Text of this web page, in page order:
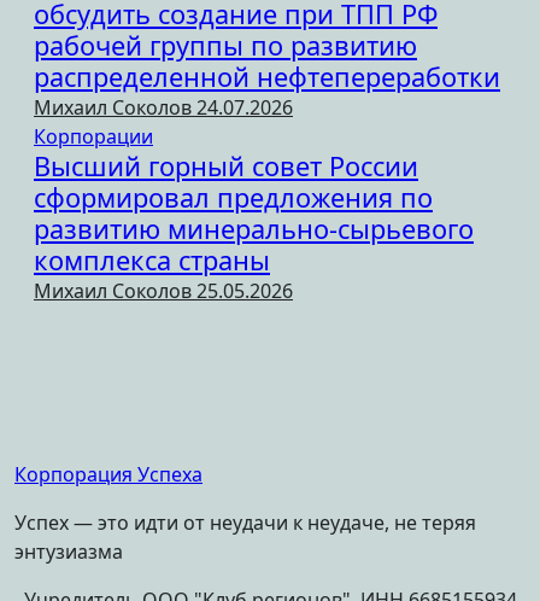
обсудить создание при ТПП РФ
рабочей группы по развитию
распределенной нефтепереработки
Михаил Соколов24.07.2026
Корпорации
Высший горный совет России
сформировал предложения по
развитию минерально-сырьевого
комплекса страны
Михаил Соколов25.05.2026
Корпорация Успеха
Успех — это идти от неудачи к неудаче, не теряя
энтузиазма